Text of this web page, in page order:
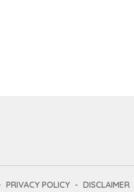
PRIVACY POLICY DISCLAIMER